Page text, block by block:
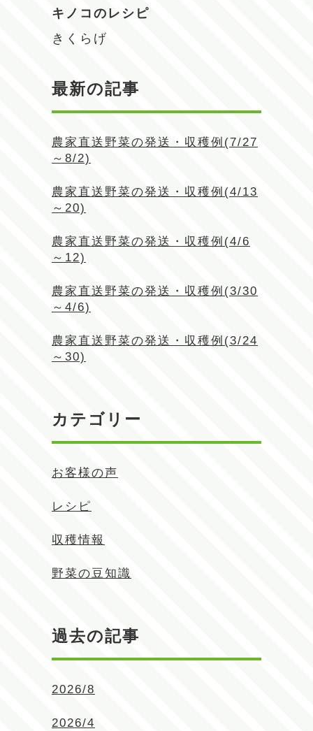
キノコのレシピ
きくらげ
最新の記事
農家直送野菜の発送・収穫例(7/27
～8/2)
農家直送野菜の発送・収穫例(4/13
～20)
農家直送野菜の発送・収穫例(4/6
～12)
農家直送野菜の発送・収穫例(3/30
～4/6)
農家直送野菜の発送・収穫例(3/24
～30)
カテゴリー
お客様の声
レシピ
収穫情報
野菜の豆知識
過去の記事
2026/8
2026/4